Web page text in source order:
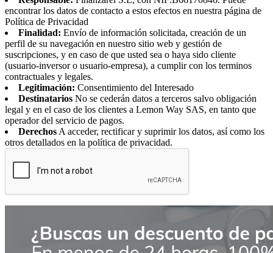
encontrar los datos de contacto a estos efectos en nuestra página de
Política de Privacidad
Finalidad: Envío de información solicitada, creación de un
perfil de su navegación en nuestro sitio web y gestión de
suscripciones, y en caso de que usted sea o haya sido cliente
(usuario-inversor o usuario-empresa), a cumplir con los terminos
contractuales y legales.
Legitimación: Consentimiento del Interesado
Destinatarios No se cederán datos a terceros salvo obligación
legal y en el caso de los clientes a Lemon Way SAS, en tanto que
operador del servicio de pagos.
Derechos A acceder, rectificar y suprimir los datos, así como los
otros detallados en la política de privacidad.